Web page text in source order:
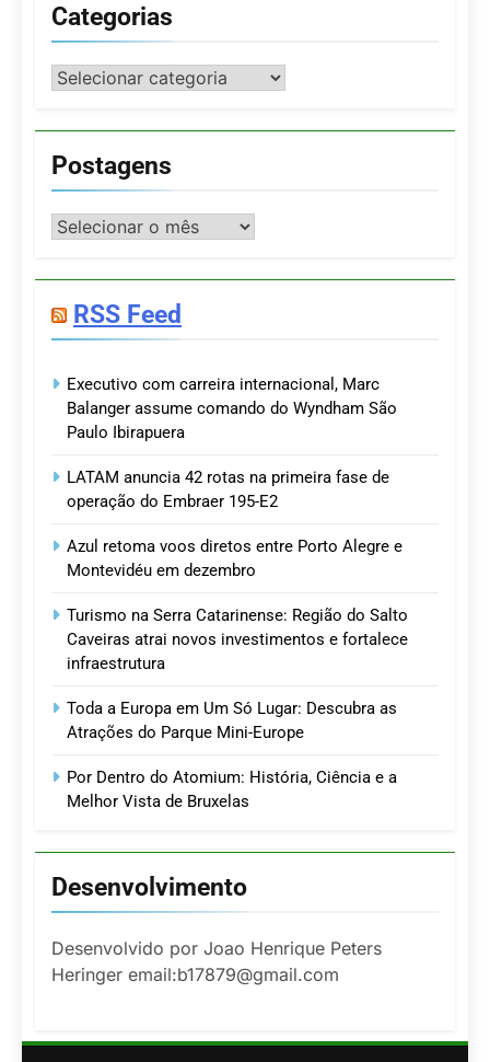
Categorias
Categorias
Postagens
Postagens
RSS Feed
Executivo com carreira internacional, Marc
Balanger assume comando do Wyndham São
Paulo Ibirapuera
LATAM anuncia 42 rotas na primeira fase de
operação do Embraer 195-E2
Azul retoma voos diretos entre Porto Alegre e
Montevidéu em dezembro
Turismo na Serra Catarinense: Região do Salto
Caveiras atrai novos investimentos e fortalece
infraestrutura
Toda a Europa em Um Só Lugar: Descubra as
Atrações do Parque Mini-Europe
Por Dentro do Atomium: História, Ciência e a
Melhor Vista de Bruxelas
Desenvolvimento
Desenvolvido por Joao Henrique Peters
Heringer email:b17879@gmail.com